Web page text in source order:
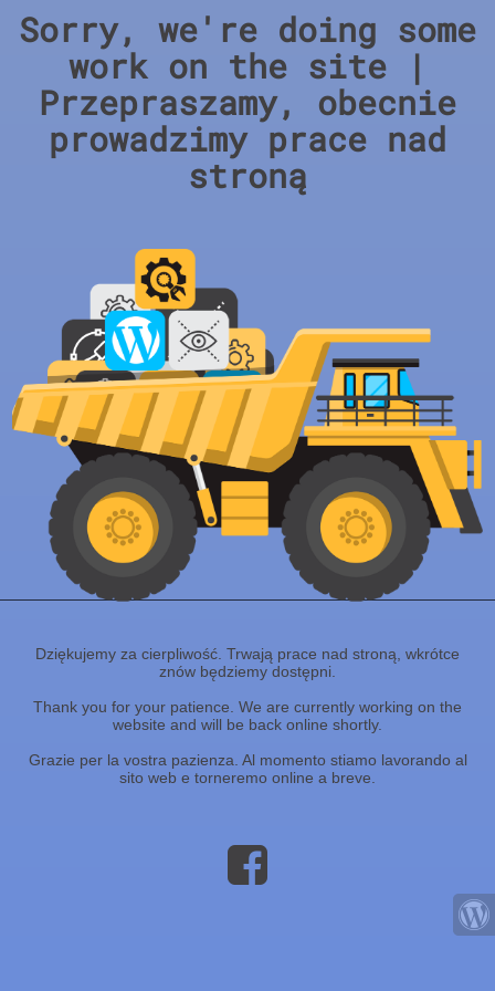
Sorry, we're doing some
work on the site |
Przepraszamy, obecnie
prowadzimy prace nad
stroną
Dziękujemy za cierpliwość. Trwają prace nad stroną, wkrótce
znów będziemy dostępni.
Thank you for your patience. We are currently working on the
website and will be back online shortly.
Grazie per la vostra pazienza. Al momento stiamo lavorando al
sito web e torneremo online a breve.